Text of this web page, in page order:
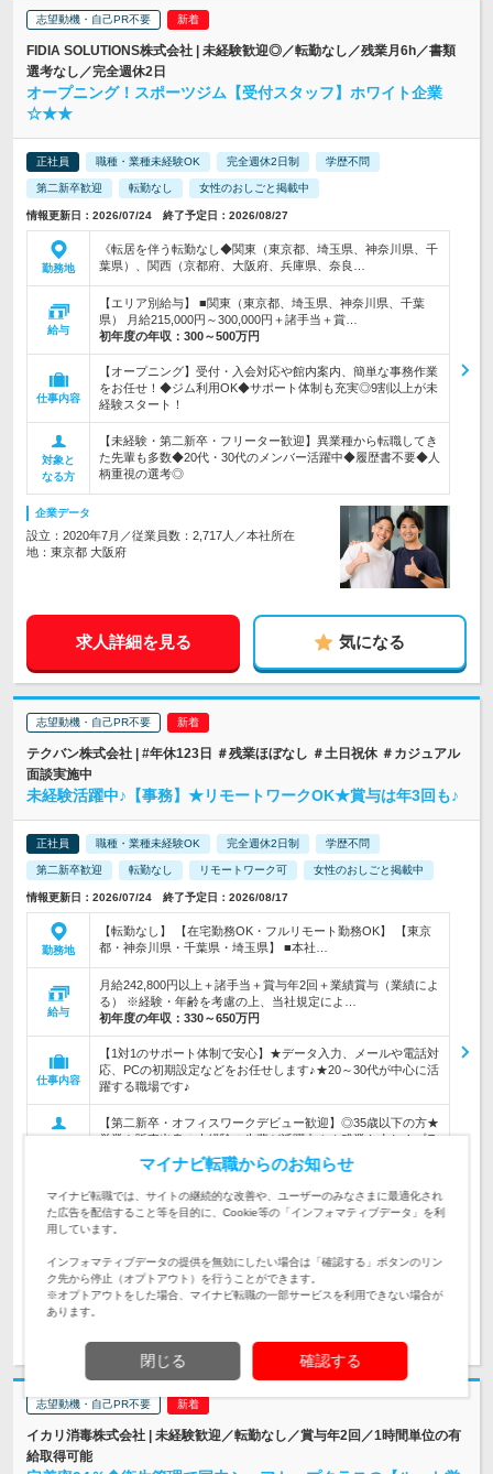
志望動機・自己PR不要
FIDIA SOLUTIONS株式会社 | 未経験歓迎◎／転勤なし／残業月6h／書類
選考なし／完全週休2日
オープニング！スポーツジム【受付スタッフ】ホワイト企業
☆★★
正社員 職種・業種未経験OK 完全週休2日制 学歴不問
第二新卒歓迎 転勤なし 女性のおしごと掲載中
情報更新日：2026/07/24 終了予定日：2026/08/27
勤務地
《転居を伴う転勤なし◆関東（東京都、埼玉県、神奈川県、千
葉県）、関西（京都府、大阪府、兵庫県、奈良…
給与
【エリア別給与】 ■関東（東京都、埼玉県、神奈川県、千葉
県） 月給215,000円～300,000円＋諸手当＋賞…
初年度の年収： 300～500万円
仕事内容
【オープニング】受付・入会対応や館内案内、簡単な事務作業
をお任せ！◆ジム利用OK◆サポート体制も充実◎9割以上が未
経験スタート！
対象と
なる方
【未経験・第二新卒・フリーター歓迎】異業種から転職してき
た先輩も多数◆20代・30代のメンバー活躍中◆履歴書不要◆人
柄重視の選考◎
企業データ
設立：2020年7月／従業員数：2,717人／本社所在
地：東京都 大阪府
求人詳細を見る 気になる
志望動機・自己PR不要
テクバン株式会社 | #年休123日 ＃残業ほぼなし ＃土日祝休 ＃カジュアル
面談実施中
未経験活躍中♪【事務】★リモートワークOK★賞与は年3回も♪
正社員 職種・業種未経験OK 完全週休2日制 学歴不問
第二新卒歓迎 転勤なし リモートワーク可 女性のおしごと掲載中
情報更新日：2026/07/24 終了予定日：2026/08/17
勤務地
【転勤なし】 【在宅勤務OK・フルリモート勤務OK】 【東京
都・神奈川県・千葉県・埼玉県】 ■本社…
給与
月給242,800円以上＋諸手当＋賞与年2回＋業績賞与（業績によ
る） ※経験・年齢を考慮の上、当社規定によ…
初年度の年収： 330～650万円
仕事内容
【1対1のサポート体制で安心】★データ入力、メールや電話対
応、PCの初期設定などをお任せします♪★20～30代が中心に活
躍する職場です♪
【第二新卒・オフィスワークデビュー歓迎】◎35歳以下の方★
営業や販売出身の未経験の先輩が活躍中！★残業も少なくプラ
イベートも充実！
企業データ
設立：1996年2月／従業員数：1,910人／本社所在
地：東京都
求人詳細を見る
志望動機・自己PR不要
イカリ消毒株式会社 | 未経験歓迎／転勤なし／賞与年2回／1時間単位の有
給取得可能
マイナビ転職からのお知らせ
マイナビ転職では、サイトの継続的な改善や、ユーザーのみなさまに最適化され
た広告を配信すること等を目的に、Cookie等の「インフォマティブデータ」を利
用しています。
インフォマティブデータの提供を無効にしたい場合は「確認する」ボタンのリン
ク先から停止（オプトアウト）を行うことができます。
※オプトアウトをした場合、マイナビ転職の一部サービスを利用できない場合が
あります。
閉じる 確認する